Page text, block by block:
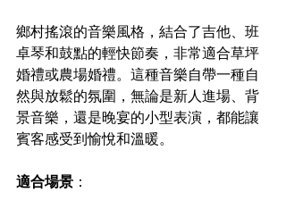
鄉村搖滾的音樂風格，結合了吉他、班
卓琴和鼓點的輕快節奏，非常適合草坪
婚禮或農場婚禮。這種音樂自帶一種自
然與放鬆的氛圍，無論是新人進場、背
景音樂，還是晚宴的小型表演，都能讓
賓客感受到愉悅和溫暖。
適合場景 ：